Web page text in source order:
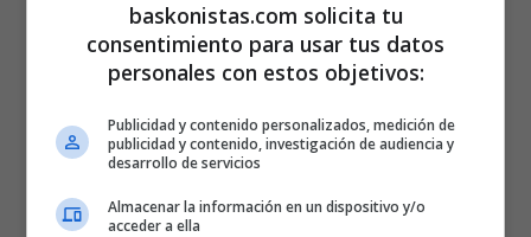
baskonistas.com solicita tu
consentimiento para usar tus datos
personales con estos objetivos:
Publicidad y contenido personalizados, medición de
publicidad y contenido, investigación de audiencia y
desarrollo de servicios
Almacenar la información en un dispositivo y/o
acceder a ella